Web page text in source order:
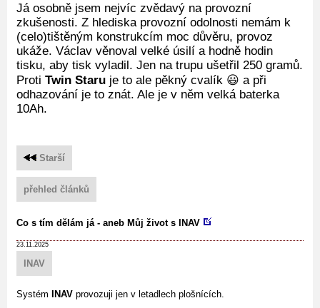
Já osobně jsem nejvíc zvědavý na provozní
zkušenosti. Z hlediska provozní odolnosti nemám k
(celo)tištěným konstrukcím moc důvěru, provoz
ukáže. Václav věnoval velké úsilí a hodně hodin
tisku, aby tisk vyladil. Jen na trupu ušetřil 250 gramů.
Proti Twin Staru je to ale pěkný cvalík 😃 a při
odhazování je to znát. Ale je v něm velká baterka
10Ah.
Starší
přehled článků
Co s tím dělám já - aneb Můj život s INAV
23.11.2025
INAV
Systém INAV provozuji jen v letadlech plošnících.